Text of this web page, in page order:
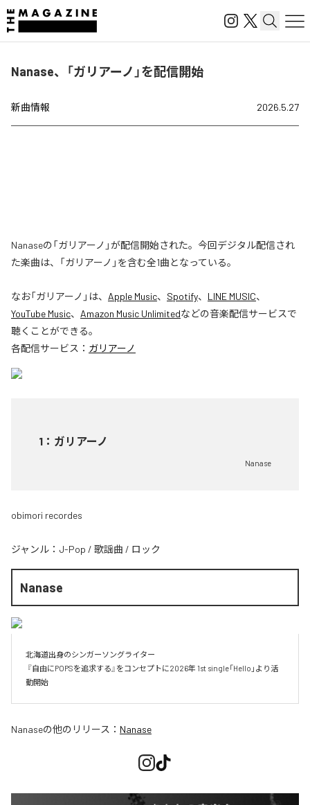
Nanase、「ガリアーノ」を配信開始
新曲情報 2026.5.27
Nanaseの「ガリアーノ」が配信開始された。今回デジタル配信され
た楽曲は、「ガリアーノ」を含む全1曲となっている。
なお「ガリアーノ 」は、 Apple Music、 Spotify、 LINE MUSIC、
YouTube Music、 Amazon Music Unlimitedなどの音楽配信サービスで
聴くことができる。
各配信サービス： ガリアーノ
1 ： ガリアーノ
Nanase
obimori recordes
ジャンル： J-Pop / 歌謡曲 / ロック
Nanase
北海道出身のシンガーソングライター
動開始
Nanaseの他のリリース： Nanase